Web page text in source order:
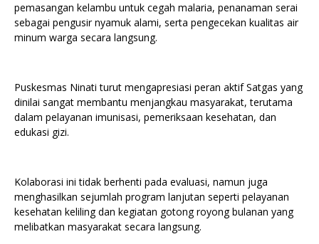
pemasangan kelambu untuk cegah malaria, penanaman serai
sebagai pengusir nyamuk alami, serta pengecekan kualitas air
minum warga secara langsung.
Puskesmas Ninati turut mengapresiasi peran aktif Satgas yang
dinilai sangat membantu menjangkau masyarakat, terutama
dalam pelayanan imunisasi, pemeriksaan kesehatan, dan
edukasi gizi.
Kolaborasi ini tidak berhenti pada evaluasi, namun juga
menghasilkan sejumlah program lanjutan seperti pelayanan
kesehatan keliling dan kegiatan gotong royong bulanan yang
melibatkan masyarakat secara langsung.